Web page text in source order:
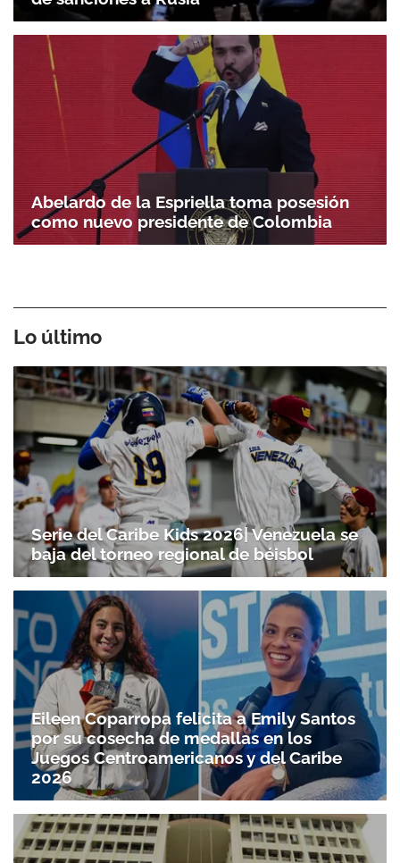
Gracias por suscribirte a nuestro boletín.
ACEPTAR
Abelardo de la Espriella toma posesión
como nuevo presidente de Colombia
Lo último
Serie del Caribe Kids 2026| Venezuela se
baja del torneo regional de béisbol
Eileen Coparropa felicita a Emily Santos
por su cosecha de medallas en los
Juegos Centroamericanos y del Caribe
2026